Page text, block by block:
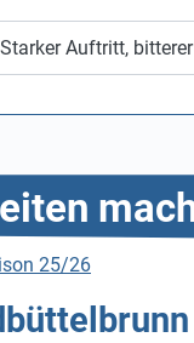
Auftritt,
25/26